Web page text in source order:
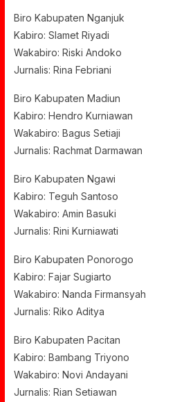
Biro Kabupaten Nganjuk
Kabiro: Slamet Riyadi
Wakabiro: Riski Andoko
Jurnalis: Rina Febriani
Biro Kabupaten Madiun
Kabiro: Hendro Kurniawan
Wakabiro: Bagus Setiaji
Jurnalis: Rachmat Darmawan
Biro Kabupaten Ngawi
Kabiro: Teguh Santoso
Wakabiro: Amin Basuki
Jurnalis: Rini Kurniawati
Biro Kabupaten Ponorogo
Kabiro: Fajar Sugiarto
Wakabiro: Nanda Firmansyah
Jurnalis: Riko Aditya
Biro Kabupaten Pacitan
Kabiro: Bambang Triyono
Wakabiro: Novi Andayani
Jurnalis: Rian Setiawan